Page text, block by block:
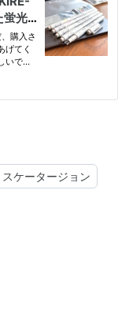
スケータージョン